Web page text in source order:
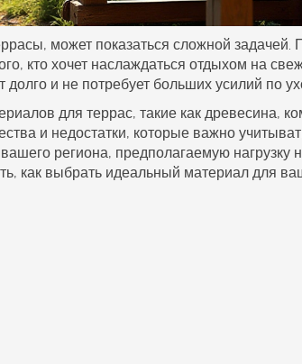
может показаться сложной задачей.
кто хочет наслаждаться отдыхом на
и не потребует больших усилий по
для террас, такие как древесина,
и недостатки, которые важно
региона, предполагаемую нагрузку
как выбрать идеальный материал для